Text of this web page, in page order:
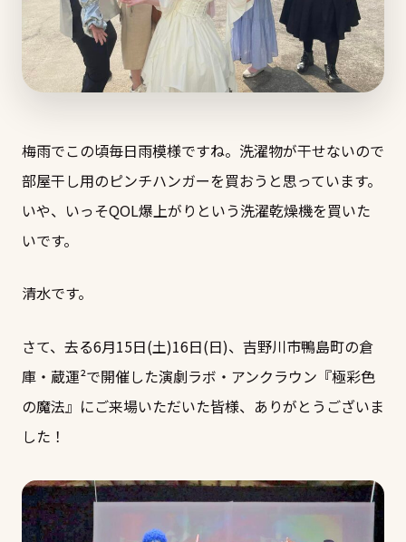
梅雨でこの頃毎日雨模様ですね。洗濯物が干せないので
部屋干し用のピンチハンガーを買おうと思っています。
いや、いっそQOL爆上がりという洗濯乾燥機を買いた
いです。
清水です。
さて、去る6月15日(土)16日(日)、吉野川市鴨島町の倉
庫・蔵運²で開催した演劇ラボ・アンクラウン『極彩色
の魔法』にご来場いただいた皆様、ありがとうございま
した！